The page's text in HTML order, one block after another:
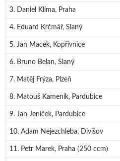
3. Daniel Klíma, Praha
4. Eduard Krčmář, Slaný
5. Jan Macek, Kopřivnice
6. Bruno Belan, Slaný
7. Matěj Frýza, Plzeň
8. Matouš Kameník, Pardubice
9. Jan Jeníček, Pardubice
10. Adam Nejezchleba, Divišov
11. Petr Marek, Praha (250 ccm)